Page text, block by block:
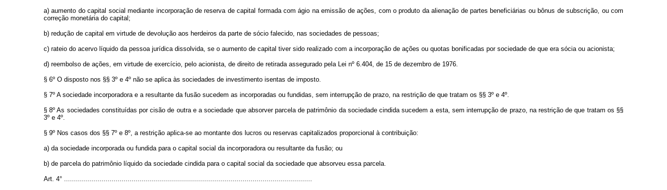
a) aumento do capital social mediante incorporação de reserva de capital formada com ágio na emissão de ações, com o produto da alienação de partes beneficiárias ou bônus de subscrição, ou com
correção monetária do capital;
b) redução de capital em virtude de devolução aos herdeiros da parte de sócio falecido, nas sociedades de pessoas;
c) rateio do acervo líquido da pessoa jurídica dissolvida, se o aumento de capital tiver sido realizado com a incorporação de ações ou quotas bonificadas por sociedade de que era sócia ou acionista;
d) reembolso de ações, em virtude de exercício, pelo acionista, de direito de retirada assegurado pela Lei nº 6.404, de 15 de dezembro de 1976.
§ 6º O disposto nos §§ 3º e 4º não se aplica às sociedades de investimento isentas de imposto.
§ 7º A sociedade incorporadora e a resultante da fusão sucedem as incorporadas ou fundidas, sem interrupção de prazo, na restrição de que tratam os §§ 3º e 4º.
§ 8º As sociedades constituídas por cisão de outra e a sociedade que absorver parcela de patrimônio da sociedade cindida sucedem a esta, sem interrupção de prazo, na restrição de que tratam os §§
3º e 4º.
§ 9º Nos casos dos §§ 7º e 8º, a restrição aplica-se ao montante dos lucros ou reservas capitalizados proporcional à contribuição:
a) da sociedade incorporada ou fundida para o capital social da incorporadora ou resultante da fusão; ou
b) de parcela do patrimônio líquido da sociedade cindida para o capital social da sociedade que absorveu essa parcela.
Art. 4° .............................................................................................................................